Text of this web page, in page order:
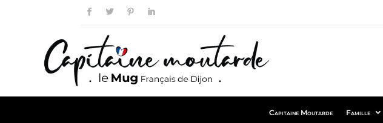
Capitaine Moutarde Famille